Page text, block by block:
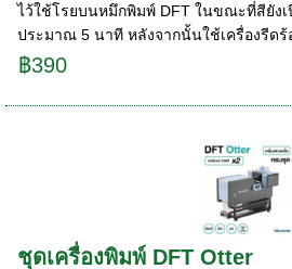
ไว้ใช้โรยบนหมึกพิมพ์ DFT ในขณะที่สียังเ
ประมาณ 5 นาที หลังจากนั้นใช้เครื่องรีดร้
฿390
ชุดเครื่องพิมพ์ DFT Otter